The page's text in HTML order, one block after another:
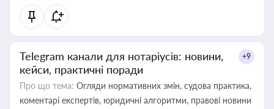
Telegram канали для нотаріусів: новини,
кейси, практичні поради
+9
Про що тема: Огляди нормативних змін, судова практика,
коментарі експертів, юридичні алгоритми, правові новини